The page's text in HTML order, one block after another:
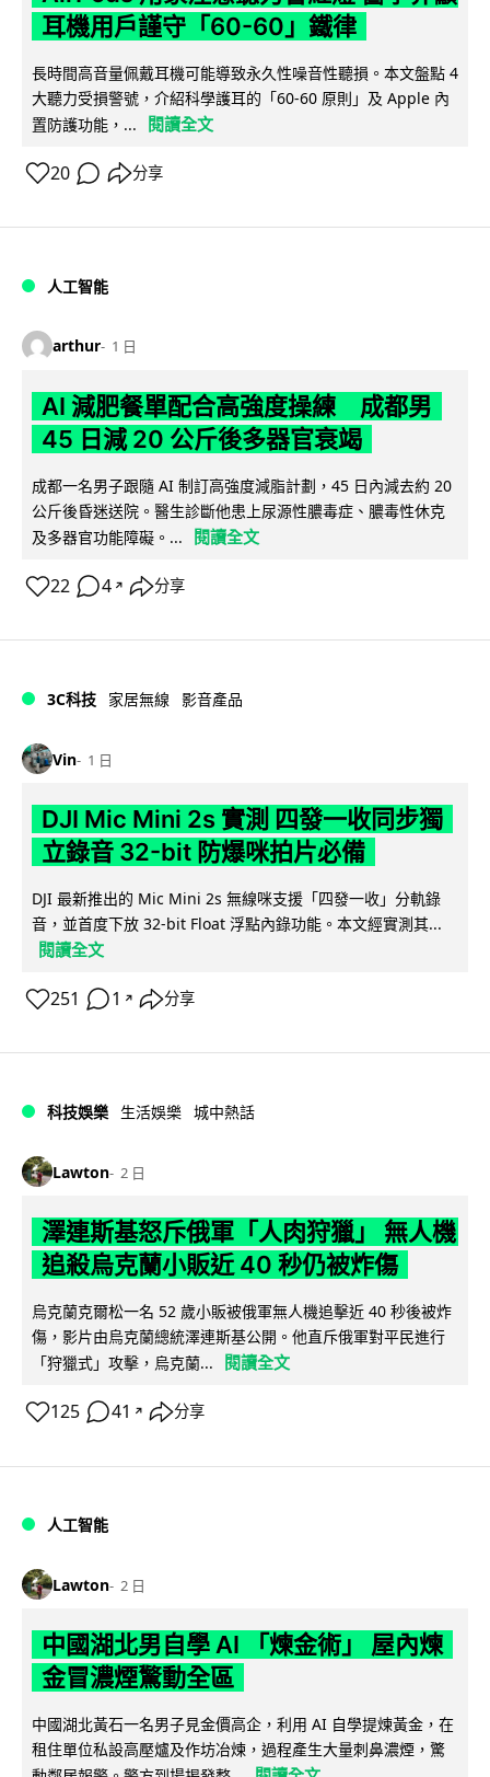
耳機用戶謹守「60-60」鐵律
長時間高音量佩戴耳機可能導致永久性噪音性聽損。本文盤點 4
大聽力受損警號，介紹科學護耳的「60-60 原則」及 Apple 內
置防護功能，...
閱讀全文
20 分享
人工智能
arthur 1 日
AI 減肥餐單配合高強度操練 成都男
45 日減 20 公斤後多器官衰竭
成都一名男子跟隨 AI 制訂高強度減脂計劃，45 日內減去約 20
公斤後昏迷送院。醫生診斷他患上尿源性膿毒症、膿毒性休克
及多器官功能障礙。...
閱讀全文
22 4 ↗ 分享
3C科技 家居無線 影音產品
Vin 1 日
DJI Mic Mini 2s 實測 四發一收同步獨
立錄音 32-bit 防爆咪拍片必備
DJI 最新推出的 Mic Mini 2s 無線咪支援「四發一收」分軌錄
音，並首度下放 32-bit Float 浮點內錄功能。本文經實測其...
閱讀全文
251 1 ↗ 分享
科技娛樂 生活娛樂 城中熱話
Lawton 2 日
澤連斯基怒斥俄軍「人肉狩獵」 無人機
追殺烏克蘭小販近 40 秒仍被炸傷
烏克蘭克爾松一名 52 歲小販被俄軍無人機追擊近 40 秒後被炸
傷，影片由烏克蘭總統澤連斯基公開。他直斥俄軍對平民進行
「狩獵式」攻擊，烏克蘭...
閱讀全文
125 41 ↗ 分享
人工智能
Lawton 2 日
中國湖北男自學 AI 「煉金術」 屋內煉
金冒濃煙驚動全區
中國湖北黃石一名男子見金價高企，利用 AI 自學提煉黃金，在
租住單位私設高壓爐及作坊冶煉，過程產生大量刺鼻濃煙，驚